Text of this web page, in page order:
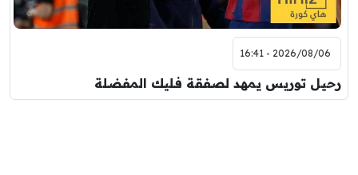
2026/08/06 - 16:41
رحيل توريس يمهد لصفقة فليك المفضلة